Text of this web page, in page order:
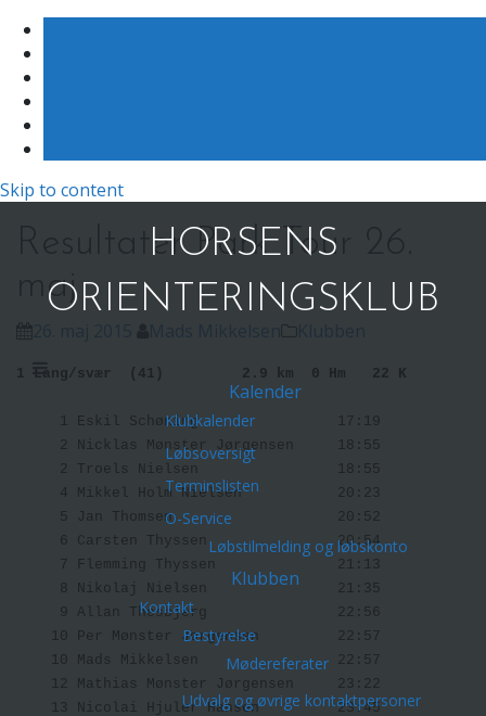
Skip to content
HORSENS
ORIENTERINGSKLUB
Kalender
Klubkalender
Løbsoversigt
Terminslisten
O-Service
Løbstilmelding og løbskonto
Klubben
Kontakt
Bestyrelse
Mødereferater
Udvalg og øvrige kontaktpersoner
Resultater Park Tour 26.
maj
1 Lang/svær  (41) 2.9 km  0 Hm   22 K
     1 Eskil Schøning                17:19
     2 Nicklas Mønster Jørgensen     18:55
     2 Troels Nielsen                18:55
     4 Mikkel Holm Nielsen           20:23
     5 Jan Thomsen                   20:52
     6 Carsten Thyssen               20:54
     7 Flemming Thyssen              21:13
     8 Nikolaj Nielsen               21:35
     9 Allan Thesbjerg               22:56
    10 Per Mønster Jørgensen         22:57
    10 Mads Mikkelsen                22:57
    12 Mathias Mønster Jørgensen     23:22
    13 Nicolai Hjuler Hansen         23:45